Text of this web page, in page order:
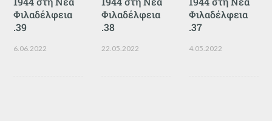
Φιλαδέλφεια
.39
6.06.2022
Φιλαδέλφεια
.38
22.05.2022
Φιλαδέλφεια
.37
4.05.2022